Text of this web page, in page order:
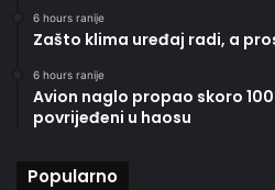
6 hours ranije
Zašto klima uređaj radi, a
6 hours ranije
Avion naglo propao skoro
povrijeđeni u haosu
Popularno